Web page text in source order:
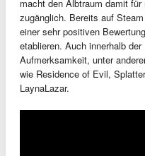
macht den Albtraum damit für
zugänglich. Bereits auf
einer sehr positiven
etablieren. Auch innerhalb
Aufmerksamkeit, unter
wie Residence of Evil,
LaynaLazar.